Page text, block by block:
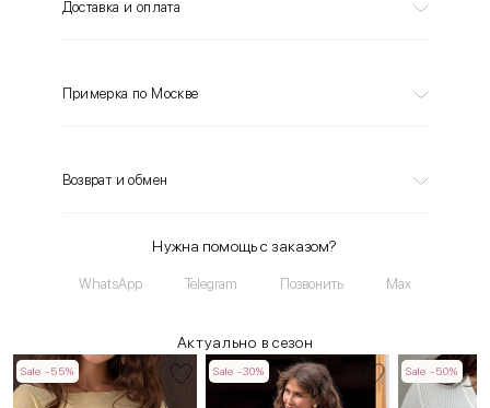
Доставка и оплата
Примерка по Москве
Возврат и обмен
Нужна помощь с заказом?
WhatsApp Telegram Позвонить Max
Актуально в сезон
Sale -55% Sale -30% Sale -50%